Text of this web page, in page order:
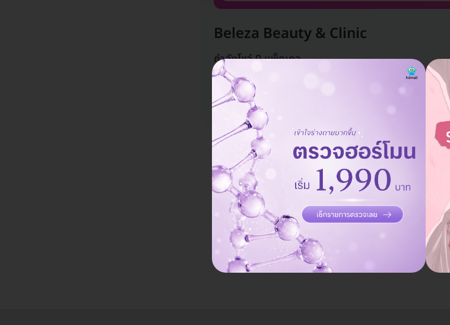
Beleza Beauty & Clinic
กำลังโชว์ 0 แพ็กเกจ
Beleza Beauty & Clinic
แอดมินพร้อมดูแลคุณทุกวัน
คุยกับแอดมิน ฟรี!